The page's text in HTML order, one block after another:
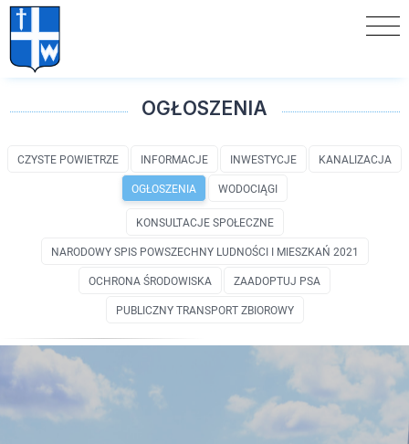
OGŁOSZENIA
CZYSTE POWIETRZE INFORMACJE INWESTYCJE
KANALIZACJA
OGŁOSZENIA
WODOCIĄGI
KONSULTACJE SPOŁECZNE
NARODOWY SPIS POWSZECHNY LUDNOŚCI I MIESZKAŃ 2021
OCHRONA ŚRODOWISKA
ZAADOPTUJ PSA
PUBLICZNY TRANSPORT ZBIOROWY